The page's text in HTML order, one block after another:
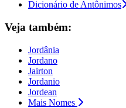
Dicionário de Antônimos
Veja também:
Jordânia
Jordano
Jairton
Jordanio
Jordean
Mais Nomes